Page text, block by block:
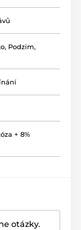
, Podzim,
+ 8%
otázky.